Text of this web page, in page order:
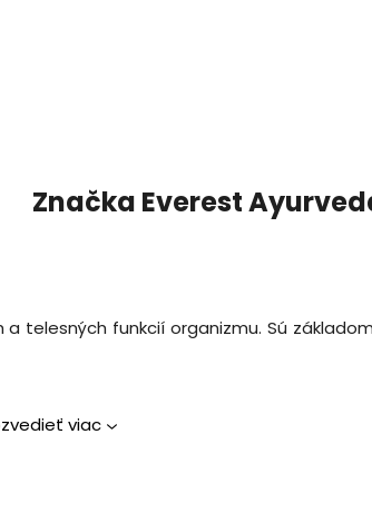
Značka Everest
a telesných funkcií organizmu.Sú
viac